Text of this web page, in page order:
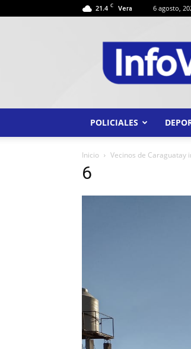
21.4 C Vera 6 agosto,
POLICIALES
Inicio Vecinos de
6